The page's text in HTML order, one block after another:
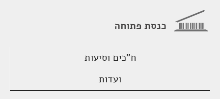
כנסת פתוחה
ח"כים וסיעות
ועדות